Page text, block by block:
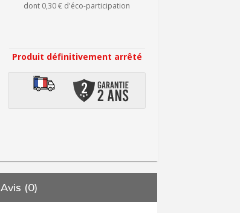
dont 0,30 € d'éco-participation
Produit définitivement arrêté
Avis (0)